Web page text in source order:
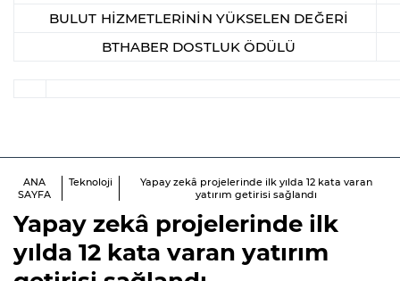
BULUT HİZMETLERİNİN YÜKSELEN DEĞERİ
BTHABER DOSTLUK ÖDÜLÜ
ANA
SAYFA
Teknoloji
Yapay zekâ projelerinde ilk yılda 12 kata varan
yatırım getirisi sağlandı
Yapay zekâ projelerinde ilk
yılda 12 kata varan yatırım